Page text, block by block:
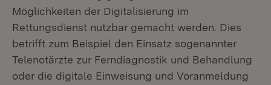
Möglichkeiten der Digitalisierung im
Rettungsdienst nutzbar gemacht werden. Dies
betrifft zum Beispiel den Einsatz sogenannter
Telenotärzte zur Ferndiagnostik und Behandlung
oder die digitale Einweisung und Voranmeldung